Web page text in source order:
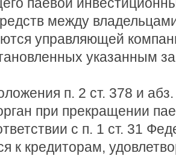
между
управляющей
указанным
п. 2 ст. 378 и
при прекращении
с п. 1 ст. 31
к кредиторам,